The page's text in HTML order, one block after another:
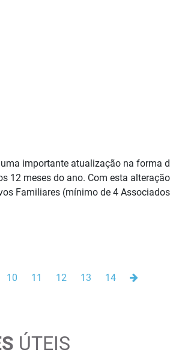
importante atualização na forma
12 meses do ano. Com esta
Familiares (mínimo de 4
10 11 12 13 14
ÚTEIS